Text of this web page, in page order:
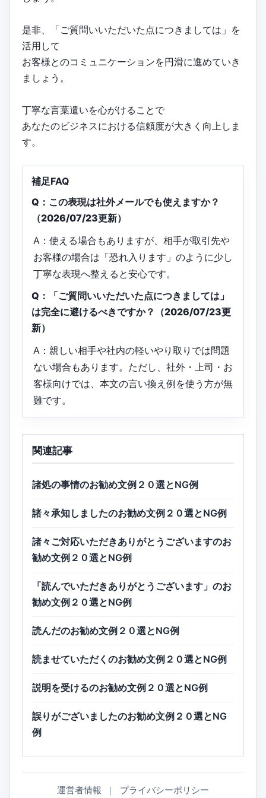
是非、「ご質問いいただいた点につきましては」を
活用して
お客様とのコミュニケーションを円滑に進めていき
ましょう。
丁寧な言葉遣いを心がけることで
あなたのビジネスにおける信頼度が大きく向上しま
す。
補足FAQ
Q：この表現は社外メールでも使えますか？
（2026/07/23更新）
A：使える場合もありますが、相手が取引先や
お客様の場合は「恐れ入ります」のように少し
丁寧な表現へ整えると安心です。
Q：「ご質問いいただいた点につきましては」
は完全に避けるべきですか？（2026/07/23更
新）
A：親しい相手や社内の軽いやり取りでは問題
ない場合もあります。ただし、社外・上司・お
客様向けでは、本文の言い換え例を使う方が無
難です。
関連記事
諸処の事情のお勧め文例２０選とNG例
諸々承知しましたのお勧め文例２０選とNG例
諸々ご対応いただきありがとうございますのお
勧め文例２０選とNG例
「読んでいただきありがとうございます」のお
勧め文例２０選とNG例
読んだのお勧め文例２０選とNG例
読ませていただくのお勧め文例２０選とNG例
説明を受けるのお勧め文例２０選とNG例
誤りがございましたのお勧め文例２０選とNG
例
運営者情報 ｜ プライバシーポリシー